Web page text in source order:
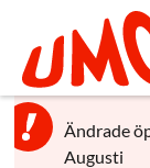
Till startsidan
Ändrade
Augusti